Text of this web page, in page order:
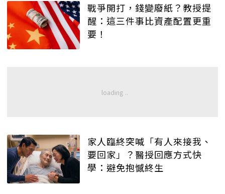
戰爭開打，錢變廢紙？教授提
醒：這三件事比資產配置更重
要！
家人臨終突喊「有人來接我、
要回家」？醫授回應方式快
學：避免抱憾終生